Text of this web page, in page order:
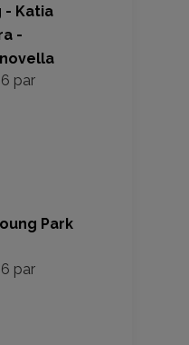
- Katia
-
par
Park
par